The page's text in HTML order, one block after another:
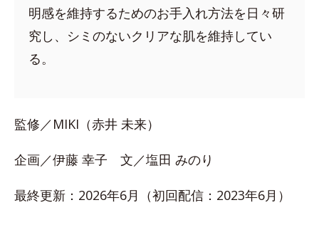
明感を維持するためのお手入れ方法を日々研
究し、シミのないクリアな肌を維持してい
る。
監修／MIKI（赤井 未来）
企画／伊藤 幸子 文／塩田 みのり
最終更新：2026年6月（初回配信：2023年6月）